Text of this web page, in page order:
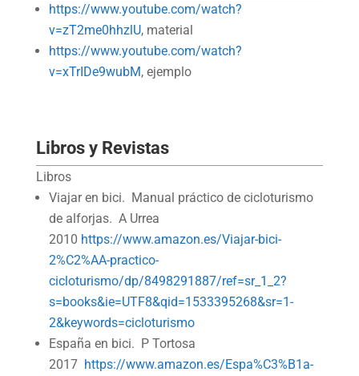
https://www.youtube.com/watch?
v=zT2me0hhzlU, material
https://www.youtube.com/watch?
v=xTrIDe9wubM, ejemplo
Libros y Revistas
Libros
Viajar en bici. Manual práctico de cicloturismo
de alforjas. A Urrea
2010 https://www.amazon.es/Viajar-bici-
2%C2%AA-practico-
cicloturismo/dp/8498291887/ref=sr_1_2?
s=books&ie=UTF8&qid=1533395268&sr=1-
2&keywords=cicloturismo
España en bici. P Tortosa
2017 https://www.amazon.es/Espa%C3%B1a-